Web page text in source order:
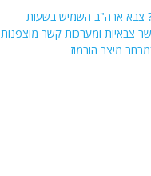
צבא ארה"ב השמיש בשעות
צבאיות ומערכות קשר מוצפנות
מיצר הורמוז